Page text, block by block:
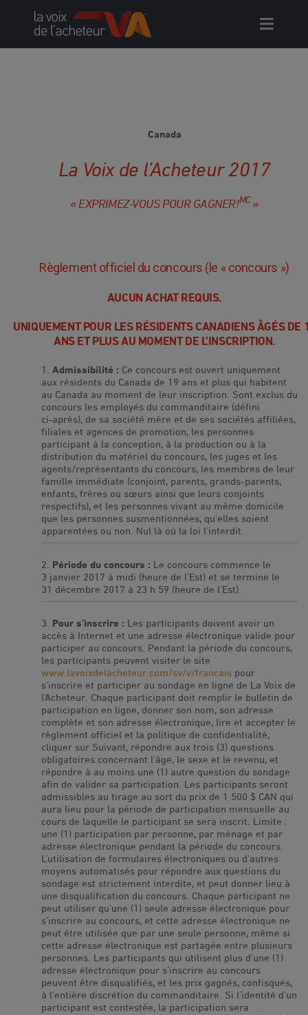
Canada
La Voix de l’Acheteur 2017
« EXPRIMEZ-VOUS POUR GAGNER!MC»
Règlement officiel du concours (le « concours »)
AUCUN ACHAT REQUIS.
UNIQUEMENT POUR LES RÉSIDENTS CANADIENS ÂGÉS DE
ANS ET PLUS AU MOMENT DE L’INSCRIPTION.
Admissibilité : Ce concours est ouvert uniquement
aux résidents du Canada de 19 ans et plus qui habitent
au Canada au moment de leur inscription. Sont exclus du
concours les employés du commanditaire (défini
ci‑après), de sa société mère et de ses sociétés affiliées,
filiales et agences de promotion, les personnes
participant à la conception, à la production ou à la
distribution du matériel du concours, les juges et les
agents/représentants du concours, les membres de leur
famille immédiate (conjoint, parents, grands-parents,
enfants, frères ou sœurs ainsi que leurs conjoints
respectifs), et les personnes vivant au même domicile
que les personnes susmentionnées, qu’elles soient
apparentées ou non. Nul là où la loi l’interdit.
Période du concours : Le concours commence le
3 janvier 2017 à midi (heure de l’Est) et se termine le
31 décembre 2017 à 23 h 59 (heure de l’Est).
Pour s’inscrire : Les participants doivent avoir un
accès à Internet et une adresse électronique valide pour
participer au concours. Pendant la période du concours,
les participants peuvent visiter le site
www.lavoixdelacheteur.com/sv/v/francais pour
s’inscrire et participer au sondage en ligne de La Voix de
l’Acheteur. Chaque participant doit remplir le bulletin de
participation en ligne, donner son nom, son adresse
complète et son adresse électronique, lire et accepter le
règlement officiel et la politique de confidentialité,
cliquer sur Suivant, répondre aux trois (3) questions
obligatoires concernant l’âge, le sexe et le revenu, et
répondre à au moins une (1) autre question du sondage
afin de valider sa participation. Les participants seront
admissibles au tirage au sort du prix de 1 500 $ CAN qui
aura lieu pour la période de participation mensuelle au
cours de laquelle le participant se sera inscrit. Limite :
une (1) participation par personne, par ménage et par
adresse électronique pendant la période du concours.
L’utilisation de formulaires électroniques ou d’autres
moyens automatisés pour répondre aux questions du
sondage est strictement interdite, et peut donner lieu à
une disqualification du concours. Chaque participant ne
peut utiliser qu’une (1) seule adresse électronique pour
s’inscrire au concours, et cette adresse électronique ne
peut être utilisée que par une seule personne, même si
cette adresse électronique est partagée entre plusieurs
personnes. Les participants qui utilisent plus d’une (1)
adresse électronique pour s’inscrire au concours
peuvent être disqualifiés, et les prix gagnés, confisqués,
à l’entière discrétion du commanditaire. Si l’identité d’un
participant est contestée, la participation sera